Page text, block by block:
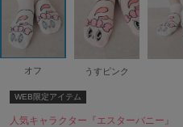
オフ うすピンク
WEB限定アイテム
人気キャラクター『エスターバニー』